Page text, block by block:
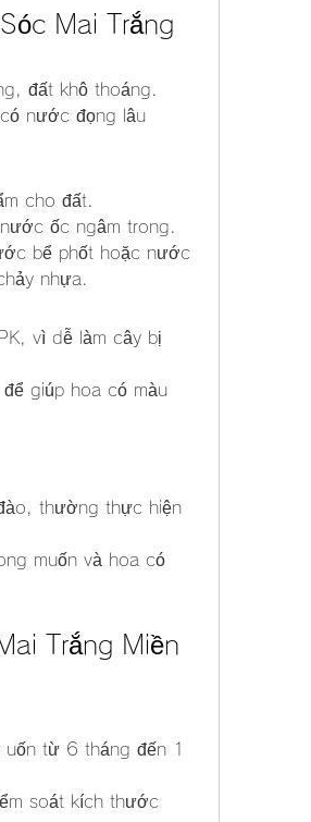
Mai Trắng
đất khô thoáng.
nước đọng lâu
cho đất.
ốc ngâm trong.
bể phốt hoặc nước
nhựa.
vì dễ làm cây bị
giúp hoa có màu
thường thực hiện
muốn và hoa có
Trắng Miền
uốn từ 6 tháng đến 1
soát kích thước